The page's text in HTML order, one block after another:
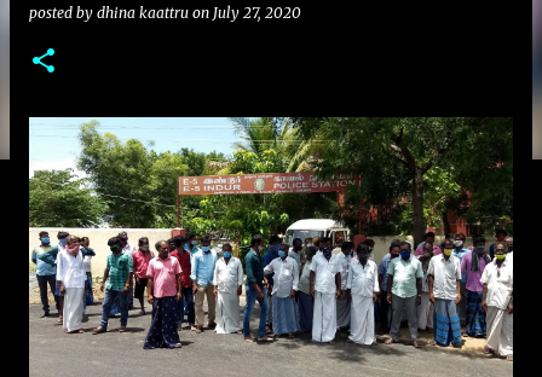
posted by dhina kaattru on July 27, 2020